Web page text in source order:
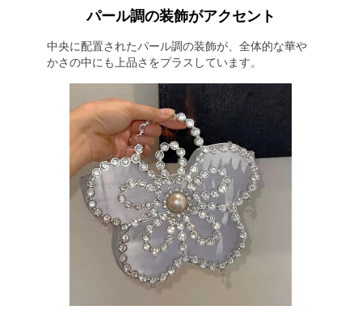
パール調の装飾がアクセント
中央に配置されたパール調の装飾が、全体的な華や
かさの中にも上品さをプラスしています。